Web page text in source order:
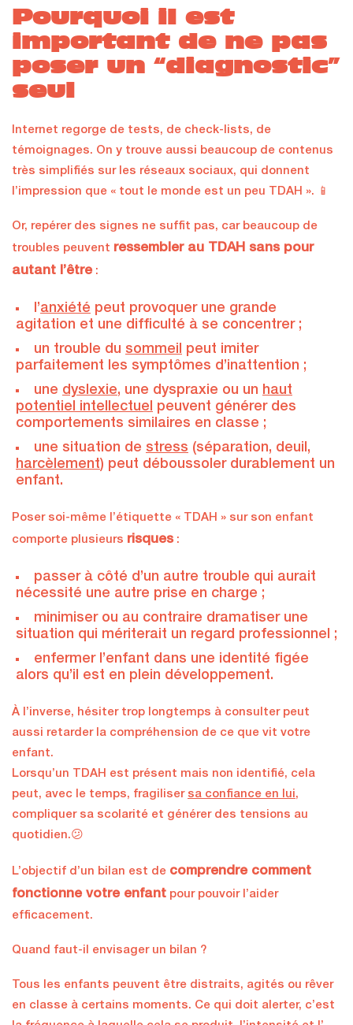
Pourquoi il est
important de ne pas
poser un “diagnostic”
seul
Internet regorge de tests, de check-lists, de
témoignages. On y trouve aussi beaucoup de contenus
très simplifiés sur les réseaux sociaux, qui donnent
l’impression que « tout le monde est un peu TDAH ». 📱
Or, repérer des signes ne suffit pas, car beaucoup de
troubles peuvent ressembler au TDAH sans pour
autant l’être :
l’anxiété peut provoquer une grande
agitation et une difficulté à se concentrer ;
un trouble du sommeil peut imiter
parfaitement les symptômes d’inattention ;
une dyslexie, une dyspraxie ou un haut
potentiel intellectuel peuvent générer des
comportements similaires en classe ;
une situation de stress (séparation, deuil,
harcèlement) peut déboussoler durablement un
enfant.
Poser soi-même l’étiquette « TDAH » sur son enfant
comporte plusieurs risques :
passer à côté d’un autre trouble qui aurait
nécessité une autre prise en charge ;
minimiser ou au contraire dramatiser une
situation qui mériterait un regard professionnel ;
enfermer l’enfant dans une identité figée
alors qu’il est en plein développement.
À l’inverse, hésiter trop longtemps à consulter peut
aussi retarder la compréhension de ce que vit votre
enfant.
Lorsqu’un TDAH est présent mais non identifié, cela
peut, avec le temps, fragiliser sa confiance en lui,
compliquer sa scolarité et générer des tensions au
quotidien.😕
L’objectif d’un bilan est de comprendre comment
fonctionne votre enfant pour pouvoir l’aider
efficacement.
Quand faut-il envisager un bilan ?
Tous les enfants peuvent être distraits, agités ou rêver
en classe à certains moments. Ce qui doit alerter, c’est